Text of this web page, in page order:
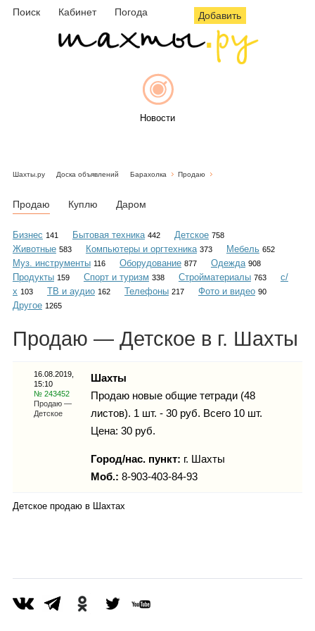
Поиск Кабинет Погода Добавить
Новости
Объявления
Шахты.ру Доска объявлений Барахолка Продаю
Продаю Куплю Даром
Бизнес 141 Бытовая техника 442 Детское 758
Животные 583 Компьютеры и оргтехника 373 Мебель 652
Муз. инструменты 116 Оборудование 877 Одежда 908
Продукты 159 Спорт и туризм 338 Стройматериалы 763
с/
х 103 ТВ и аудио 162 Телефоны 217 Фото и видео 90
Другое 1265
Продаю — Детское в г. Шахты
16.08.2019,
15:10
№ 243452
Продаю —
Детское
Шахты
Продаю новые общие тетради (48
листов). 1 шт. - 30 руб. Всего 10 шт.
Цена: 30 руб.
Город/нас. пункт: г. Шахты
Моб.: 8-903-403-84-93
Детское продаю в Шахтах